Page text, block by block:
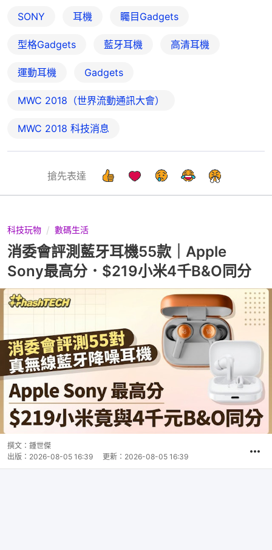
SONY 耳機 矚目Gadgets
型格Gadgets 藍牙耳機 高清耳機
運動耳機 Gadgets
MWC 2018（世界流動通訊大會）
MWC 2018 科技消息
搶先表達
科技玩物 數碼生活
消委會評測藍牙耳機55款｜Apple
Sony最高分．$219小米4千B&O同分
撰文： 鍾世傑
出版： 2026-08-05 16:39 更新： 2026-08-05 16:39